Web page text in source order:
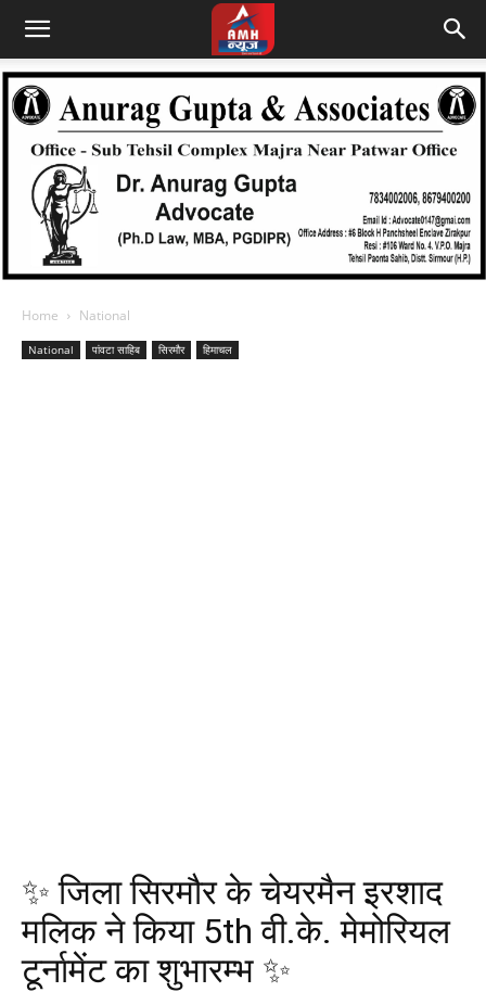
Home National
National पांवटा साहिब सिरमौर हिमाचल
✨ जिला सिरमौर के चेयरमैन इरशाद
मलिक ने किया 5th वी.के. मेमोरियल
टूर्नामेंट का शुभारम्भ ✨